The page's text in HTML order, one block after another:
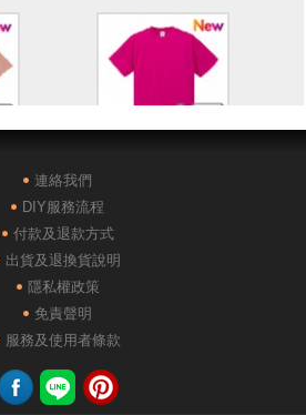
AG28000落肩重磅精梳棉
連絡我們
DIY服務流程
付款及退款方式
出貨及退換貨說明
隱私權政策
免責聲明
服務及使用者條款